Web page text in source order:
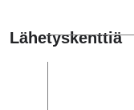
Lähetyskenttiä